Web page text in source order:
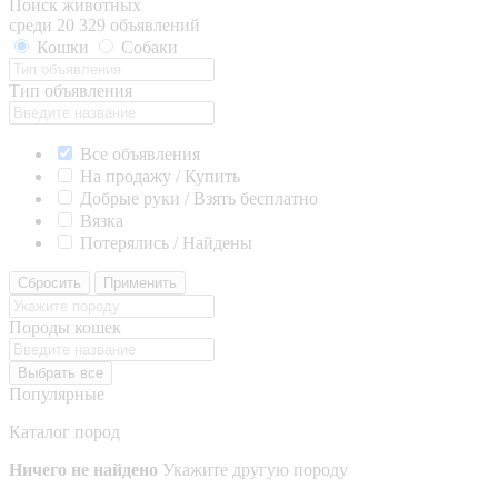
Поиск животных
среди 20 329 объявлений
Кошки
Собаки
Тип объявления
Все объявления
На продажу / Купить
Добрые руки / Взять бесплатно
Вязка
Потерялись / Найдены
Сбросить Применить
Породы кошек
Выбрать все
Популярные
Каталог пород
Ничего не найдено Укажите другую породу